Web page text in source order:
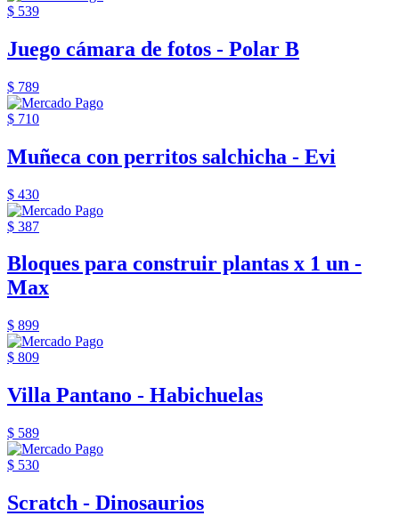
$ 539
Juego cámara de fotos - Polar B
$ 789
$ 710
Muñeca con perritos salchicha - Evi
$ 430
$ 387
Bloques para construir plantas x 1 un -
Max
$ 899
$ 809
Villa Pantano - Habichuelas
$ 589
$ 530
Scratch - Dinosaurios